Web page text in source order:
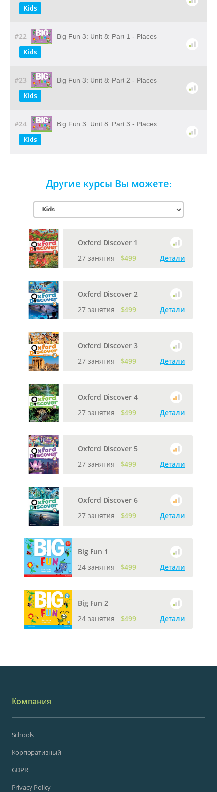
Kids
#22 Big Fun 3: Unit 8: Part 1 - Places
Kids
#23 Big Fun 3: Unit 8: Part 2 - Places
Kids
#24 Big Fun 3: Unit 8: Part 3 - Places
Kids
Другие курсы Вы можете:
Oxford Discover 1
27 занятия
$499 Детали
Oxford Discover 2
27 занятия
$499 Детали
Oxford Discover 3
27 занятия
$499 Детали
Oxford Discover 4
27 занятия
$499 Детали
Oxford Discover 5
27 занятия
$499 Детали
Oxford Discover 6
27 занятия
$499 Детали
Big Fun 1
24 занятия
$499 Детали
Big Fun 2
24 занятия
$499 Детали
Компания
Schools
Корпоративный
GDPR
Privacy Policy